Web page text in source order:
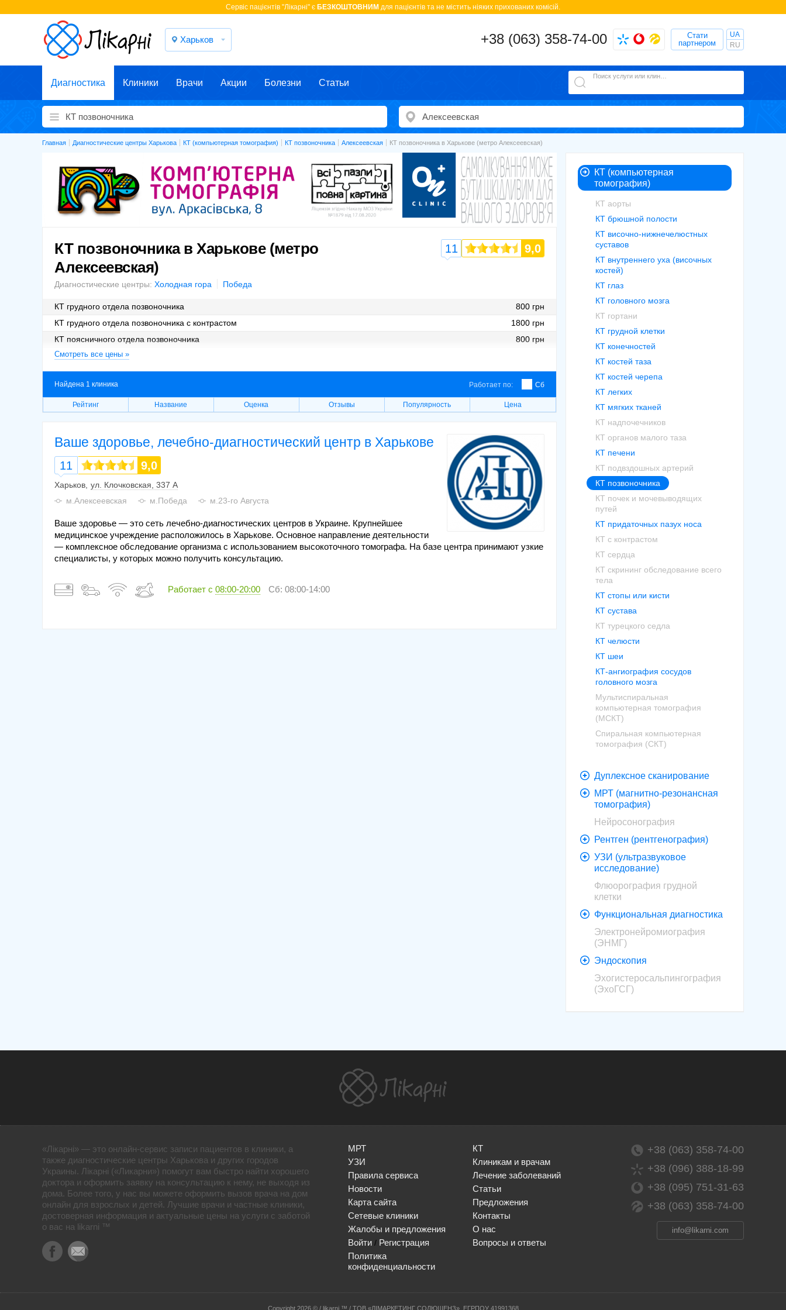
Cервіс пацієнтів "Лікарні" є БЕЗКОШТОВНИМ для пацієнтів та не містить ніяких прихованих комісій.
Харьков +38 (063) 358-74-00
Стати
партнером
UA
RU
Диагностика Клиники Врачи Акции Болезни Статьи
Главная Диагностические центры Харькова КТ (компьютерная томография) КТ позвоночника Алексеевская КТ позвоночника в Харькове (метро Алексеевская)
КТ позвоночника в Харькове (метро
Алексеевская)
Диагностические центры: Холодная гора Победа
КТ грудного отдела позвоночника
800 грн
КТ грудного отдела позвоночника с контрастом
1800 грн
КТ поясничного отдела позвоночника
800 грн
КТ поясничного отдела позвоночника с контрастом
КТ шейного отдела позвоночника
800 грн
Смотреть все цены »
11 9,0
Найдена 1 клиника Работает по: Сб
Рейтинг Название Оценка Отзывы Популярность Цена
Ваше здоровье, лечебно-диагностический центр в Харькове
11 9,0
Харьков ул. Клочковская, 337 А
м.Алексеевская
м.Победа м.23-го Августа
Ваше здоровье — это сеть лечебно-диагностических центров в Украине. Крупнейшее
медицинское учреждение расположилось в Харькове. Основное направление деятельности
— комплексное обследование организма с использованием высокоточного томографа. На базе центра принимают узкие
специалисты, у которых можно получить консультацию.
Работает с 08:00-20:00 Сб: 08:00-14:00
КТ (компьютерная
томография)
КТ аорты
КТ брюшной полости
КТ височно-нижнечелюстных
суставов
КТ внутреннего уха (височных
костей)
КТ глаз
КТ головного мозга
КТ гортани
КТ грудной клетки
КТ конечностей
КТ костей таза
КТ костей черепа
КТ легких
КТ мягких тканей
КТ надпочечников
КТ органов малого таза
КТ печени
КТ подвздошных артерий
КТ позвоночника
КТ почек и мочевыводящих
путей
КТ придаточных пазух носа
КТ с контрастом
КТ сердца
КТ скрининг обследование всего
тела
КТ стопы или кисти
КТ сустава
КТ турецкого седла
КТ челюсти
КТ шеи
КТ-ангиография сосудов
головного мозга
Мультиспиральная
компьютерная томография
(МСКТ)
Спиральная компьютерная
томография (СКТ)
Дуплексное сканирование
МРТ (магнитно-резонансная
томография)
Нейросонография
Рентген (рентгенография)
УЗИ (ультразвуковое
исследование)
Флюорография грудной
клетки
Функциональная диагностика
Электронейромиография
(ЭНМГ)
Эндоскопия
Эхогистеросальпингография
(ЭхоГСГ)
«Лікарні» — это онлайн-сервис записи пациентов в клиники, а
также диагностические центры Харькова и других городов
Украины. Лікарні («Ликарни») помогут вам быстро найти хорошего
доктора и оформить заявку на консультацию к нему, не выходя из
дома. Более того, у нас вы можете оформить вызов врача на дом
онлайн для взрослых и детей. Лучшие врачи и частные клиники,
достоверная информация и актуальные цены на услуги с заботой
о вас на likarni ™
МРТ
КТ
УЗИ
Клиникам и врачам
Правила сервиса
Лечение заболеваний
Новости
Статьи
Карта сайта
Предложения
Сетевые клиники
Контакты
Жалобы и предложения
О нас
Войти/ Регистрация
Вопросы и ответы
Политика
конфиденциальности
+38 (063) 358-74-00
+38 (096) 388-18-99
+38 (095) 751-31-63
+38 (063) 358-74-00
info@likarni.com
Сopyright 2026 © / likarni ™ / ТОВ «ЛІМАРКЕТИНГ СОЛЮШЕНЗ», ЕГРПОУ 41991368